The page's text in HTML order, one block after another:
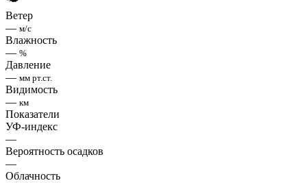
Ветер
— м/с
Влажность
— %
Давление
— мм рт.ст.
Видимость
— км
Показатели
УФ-индекс
—
Вероятность осадков
—
Облачность